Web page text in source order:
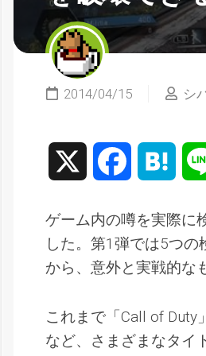
2014/04/15 シ
Facebook
ゲーム内の噂を実際に
した。第1弾では5つ
から、意外と実戦的な
これまで「Call of Duty
など、さまざまなタイ